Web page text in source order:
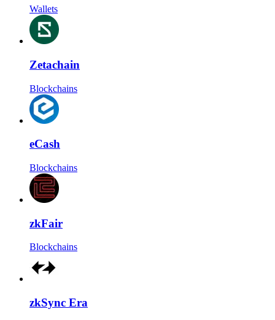
Wallets
Zetachain
Blockchains
eCash
Blockchains
zkFair
Blockchains
zkSync Era